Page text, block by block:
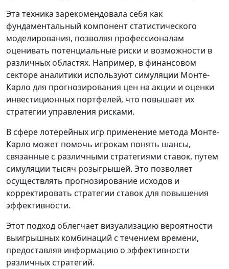
Эта техника зарекомендовала себя как
фундаментальный компонент статистического
моделирования, позволяя профессионалам
оценивать потенциальные риски и возможности в
различных областях. Например, в финансовом
секторе аналитики используют симуляции Монте-
Карло для прогнозирования цен на акции и оценки
инвестиционных портфелей, что повышает их
стратегии управления рисками.
В сфере лотерейных игр применение метода Монте-
Карло может помочь игрокам понять шансы,
связанные с различными стратегиями ставок, путем
симуляции тысяч розыгрышей. Это позволяет
осуществлять прогнозирование исходов и
корректировать стратегии ставок для повышения
эффективности.
Этот подход облегчает визуализацию вероятности
выигрышных комбинаций с течением времени,
предоставляя информацию о эффективности
различных стратегий.